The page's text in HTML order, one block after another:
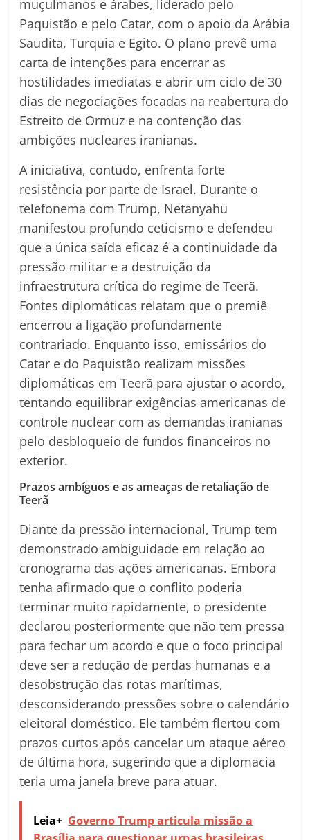
muçulmanos e árabes, liderado pelo
Paquistão e pelo Catar, com o apoio da Arábia
Saudita, Turquia e Egito. O plano prevê uma
carta de intenções para encerrar as
hostilidades imediatas e abrir um ciclo de 30
dias de negociações focadas na reabertura do
Estreito de Ormuz e na contenção das
ambições nucleares iranianas.
A iniciativa, contudo, enfrenta forte
resistência por parte de Israel. Durante o
telefonema com Trump, Netanyahu
manifestou profundo ceticismo e defendeu
que a única saída eficaz é a continuidade da
pressão militar e a destruição da
infraestrutura crítica do regime de Teerã.
Fontes diplomáticas relatam que o premiê
encerrou a ligação profundamente
contrariado. Enquanto isso, emissários do
Catar e do Paquistão realizam missões
diplomáticas em Teerã para ajustar o acordo,
tentando equilibrar exigências americanas de
controle nuclear com as demandas iranianas
pelo desbloqueio de fundos financeiros no
exterior.
Prazos ambíguos e as ameaças de retaliação de
Teerã
Diante da pressão internacional, Trump tem
demonstrado ambiguidade em relação ao
cronograma das ações americanas. Embora
tenha afirmado que o conflito poderia
terminar muito rapidamente, o presidente
declarou posteriormente que não tem pressa
para fechar um acordo e que o foco principal
deve ser a redução de perdas humanas e a
desobstrução das rotas marítimas,
desconsiderando pressões sobre o calendário
eleitoral doméstico. Ele também flertou com
prazos curtos após cancelar um ataque aéreo
de última hora, sugerindo que a diplomacia
teria uma janela breve para atuar.
Leia+ Governo Trump articula missão a